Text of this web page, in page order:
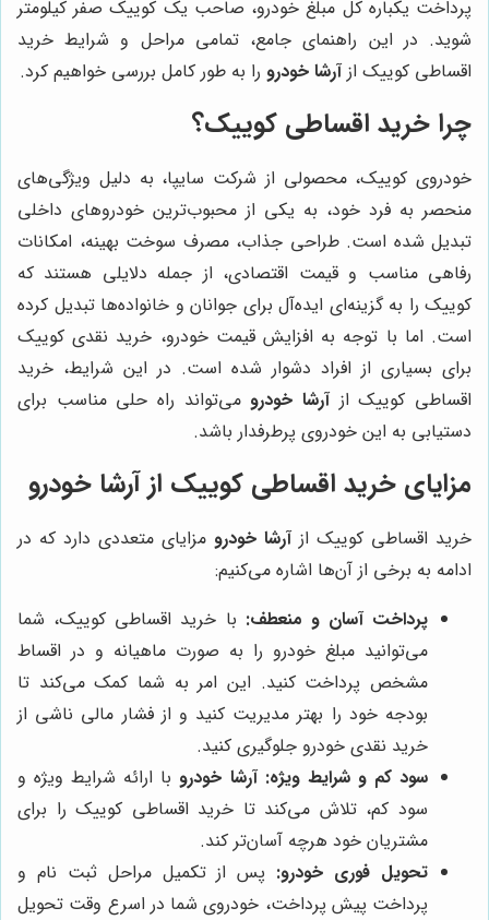
پرداخت یکباره کل مبلغ خودرو، صاحب یک کوییک صفر کیلومتر
شوید. در این راهنمای جامع، تمامی مراحل و شرایط خرید
اقساطی کوییک ازآرشا خودرو را به طور کامل بررسی خواهیم کرد.
چرا خرید اقساطی کوییک؟
خودروی کوییک، محصولی از شرکت سایپا، به دلیل ویژگی‌های
منحصر به فرد خود، به یکی از محبوب‌ترین خودروهای داخلی
تبدیل شده است. طراحی جذاب، مصرف سوخت بهینه، امکانات
رفاهی مناسب و قیمت اقتصادی، از جمله دلایلی هستند که
کوییک را به گزینه‌ای ایده‌آل برای جوانان و خانواده‌ها تبدیل کرده
است. اما با توجه به افزایش قیمت خودرو، خرید نقدی کوییک
برای بسیاری از افراد دشوار شده است. در این شرایط، خرید
اقساطی کوییک ازآرشا خودرو می‌تواند راه حلی مناسب برای
دستیابی به این خودروی پرطرفدار باشد.
مزایای خرید اقساطی کوییک از آرشا خودرو
خرید اقساطی کوییک ازآرشا خودرو مزایای متعددی دارد که در
ادامه به برخی از آن‌ها اشاره می‌کنیم:
پرداخت آسان و منعطف: با خرید اقساطی کوییک، شما
می‌توانید مبلغ خودرو را به صورت ماهیانه و در اقساط
مشخص پرداخت کنید. این امر به شما کمک می‌کند تا
بودجه خود را بهتر مدیریت کنید و از فشار مالی ناشی از
خرید نقدی خودرو جلوگیری کنید.
سود کم و شرایط ویژه: آرشا خودرو با ارائه شرایط ویژه و
سود کم، تلاش می‌کند تا خرید اقساطی کوییک را برای
مشتریان خود هرچه آسان‌تر کند.
تحویل فوری خودرو: پس از تکمیل مراحل ثبت نام و
پرداخت پیش پرداخت، خودروی شما در اسرع وقت تحویل